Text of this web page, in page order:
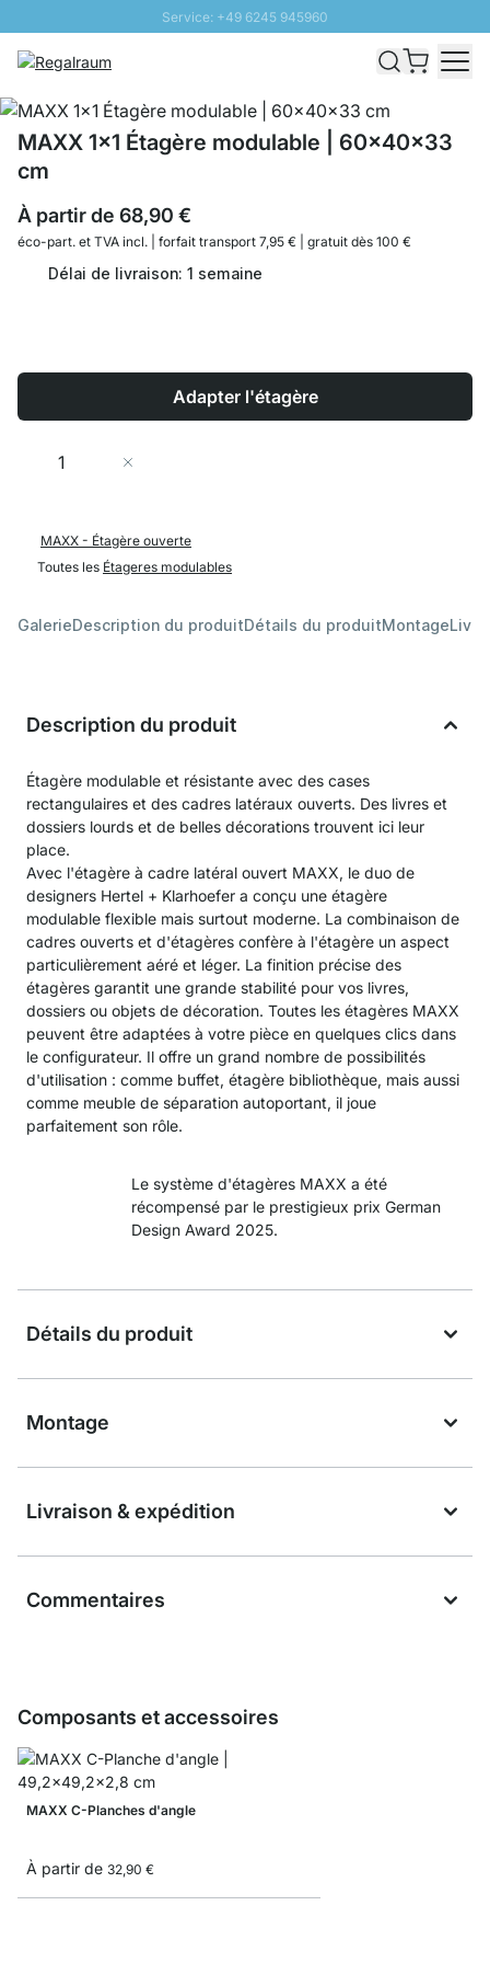
Service: +49 6245 945960
Livraison rapide - Livraison gratuite dès 100€
PROMO SOLEIL: Jusqu'à 20% de remise
MAXX 1x1 Étagère modulable | 60x40x33
cm
À partir de 68,90 €
éco-part. et TVA incl. | forfait transport 7,95 € | gratuit dès 100 €
Délai de livraison: 1 semaine
Adapter l'étagère
Quantité
MAXX - Étagère ouverte
Toutes les Étageres modulables
GalerieDescription du produitDétails du produitMontage
Description du produit
Étagère modulable et résistante avec des cases
rectangulaires et des cadres latéraux ouverts. Des livres et
dossiers lourds et de belles décorations trouvent ici leur
place.
Avec l'étagère à cadre latéral ouvert MAXX, le duo de
designers Hertel + Klarhoefer a conçu une étagère
modulable flexible mais surtout moderne. La combinaison de
cadres ouverts et d'étagères confère à l'étagère un aspect
particulièrement aéré et léger. La finition précise des
étagères garantit une grande stabilité pour vos livres,
dossiers ou objets de décoration. Toutes les étagères MAXX
peuvent être adaptées à votre pièce en quelques clics dans
le configurateur. Il offre un grand nombre de possibilités
d'utilisation : comme buffet, étagère bibliothèque, mais aussi
comme meuble de séparation autoportant, il joue
parfaitement son rôle.
Le système d'étagères MAXX a été
récompensé par le prestigieux prix German
Design Award 2025.
Détails du produit
Montage
Livraison & expédition
Commentaires
Composants et accessoires
MAXX C-Planches d'angle
À partir de 32,90 €